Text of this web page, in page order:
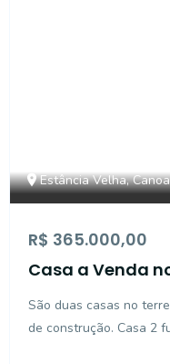
Estância Velha,
R$ 365.000,00
Casa a Venda
São duas casas no
de construção. Casa 2